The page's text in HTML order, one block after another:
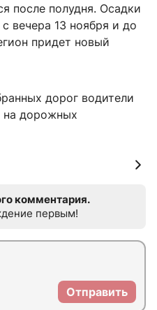
после полудня. Осадки
вечера 13 ноября и до
придет новый
дорог водители
на дорожных
комментария.
первым!
Отправить